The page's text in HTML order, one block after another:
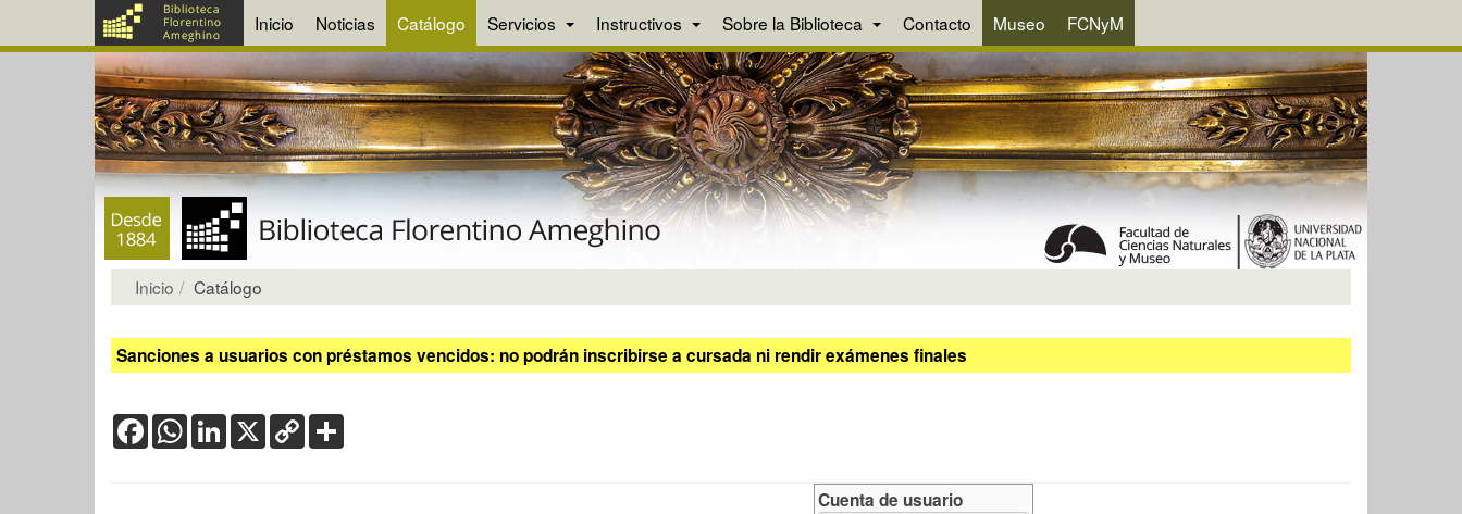
Inicio Noticias Catálogo Servicios Instructivos Sobre la Biblioteca Contacto Museo FCNyM
Inicio Catálogo
Sanciones a usuarios con préstamos vencidos: no podrán inscribirse a cursada ni rendir exámenes finales
FacebookWhatsApp
LinkedIn
X Copy
Link
Cuenta de usuario